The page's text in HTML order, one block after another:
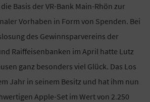
Basis der VR-Bank Main-Rhön zur
Vorhaben in Form von Spenden. Bei
des Gewinnsparvereins der
Raiffeisenbanken im April hatte Lutz
ganz besonders viel Glück. Das Los
Jahr in seinem Besitz und hat ihm nun
Apple-Set im Wert von 2.250